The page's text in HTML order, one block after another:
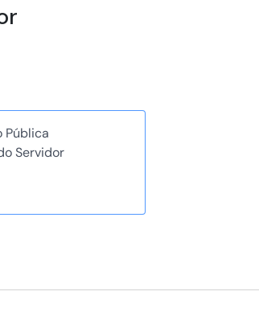
Pública
Servidor